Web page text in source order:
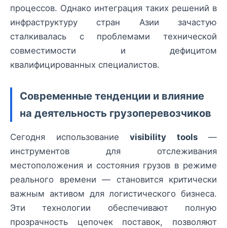
процессов. Однако интеграция таких решений в
инфраструктуру стран Азии зачастую
сталкивалась с проблемами технической
совместимости и дефицитом
квалифицированных специалистов.
Современные тенденции и влияние
на деятельность грузоперевозчиков
Сегодня использование visibility tools—
инструментов для отслеживания
местоположения и состояния грузов в режиме
реального времени — становится критически
важным активом для логистического бизнеса.
Эти технологии обеспечивают полную
прозрачность цепочек поставок, позволяют